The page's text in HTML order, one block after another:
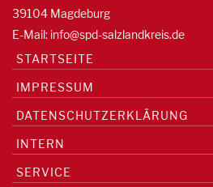
39104 Magdeburg
E-Mail: info@spd-salzlandkreis.de
STARTSEITE
IMPRESSUM
DATENSCHUTZERKLÄRUNG
INTERN
SERVICE